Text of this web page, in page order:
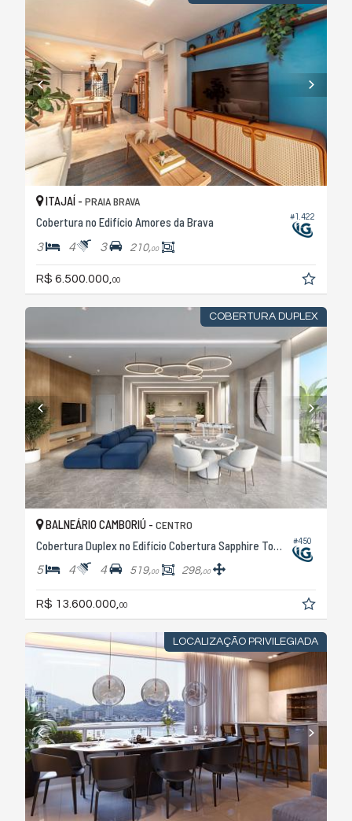
#1.422
ITAJAÍ - PRAIA BRAVA
Cobertura no Edifício Amores da Brava
3 4 3 210,00
R$ 6.500.000,00
COBERTURA DUPLEX
#450
BALNEÁRIO CAMBORIÚ - CENTRO
Cobertura Duplex no Edifício Cobertura Sapphire Tower
5 4 4 519,00 298,00
R$ 13.600.000, 00
LOCALIZAÇÃO PRIVILEGIADA